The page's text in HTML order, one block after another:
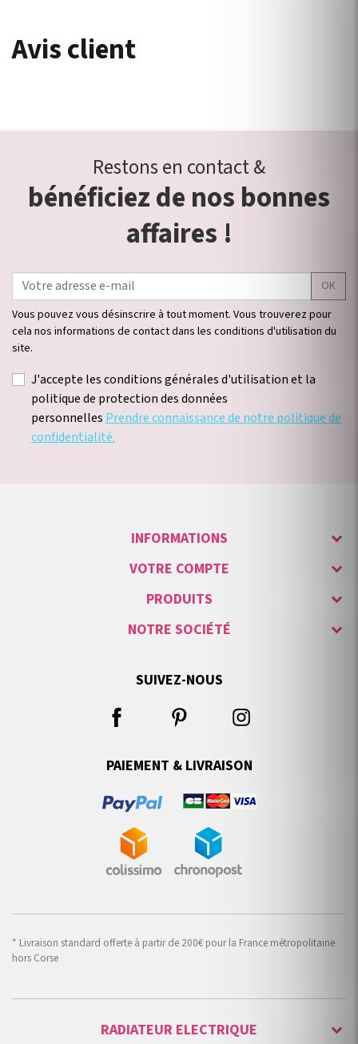
Avis client
Restons en contact &
bénéficiez de nos bonnes
affaires !
OK
Vous pouvez vous désinscrire à tout moment. Vous trouverez pour
cela nos informations de contact dans les conditions d'utilisation du
site.
J'accepte les conditions générales d'utilisation et la
politique de protection des données
personnelles Prendre connaissance de notre politique de
confidentialité.
INFORMATIONS
VOTRE COMPTE
PRODUITS
NOTRE SOCIÉTÉ
SUIVEZ-NOUS
PAIEMENT & LIVRAISON
* Livraison standard offerte à partir de 200€ pour la France métropolitaine
hors Corse
RADIATEUR ELECTRIQUE